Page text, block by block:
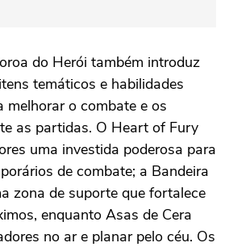
do Herói também introduz
temáticos e habilidades
melhorar o combate e os
as partidas. O Heart of Fury
uma investida poderosa para
de combate; a Bandeira
zona de suporte que fortalece
enquanto Asas de Cera
no ar e planar pelo céu. Os